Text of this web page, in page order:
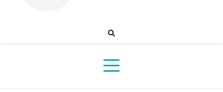
Noticias de actualidad de Puebla, México y el mundo